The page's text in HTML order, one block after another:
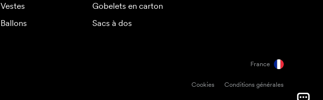
Vestes
Gobelets en carton
Ballons
Sacs à dos
France
Cookies Conditions générales